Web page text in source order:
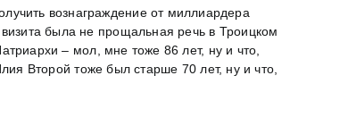
вознаграждение от миллиардера
была не прощальная речь в Троицком
– мол, мне тоже 86 лет, ну и что,
Второй тоже был старше 70 лет, ну и что,